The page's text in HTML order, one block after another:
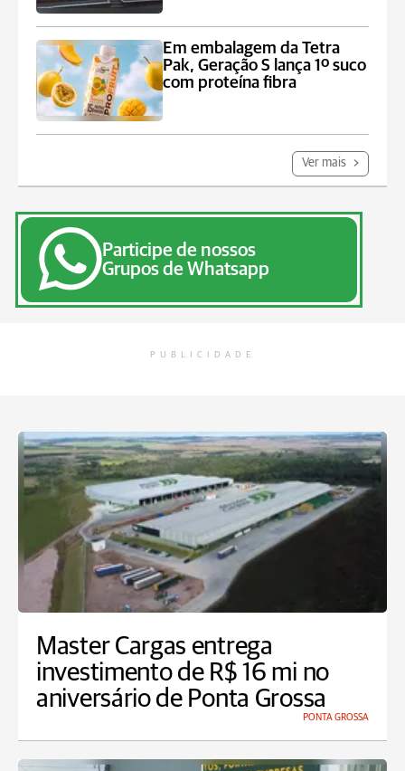
Em embalagem da Tetra
Pak, Geração S lança 1º suco
com proteína fibra
Ver mais
Participe de nossos
Grupos de Whatsapp
PUBLICIDADE
Master Cargas entrega
investimento de R$ 16 mi no
aniversário de Ponta Grossa
PONTA GROSSA